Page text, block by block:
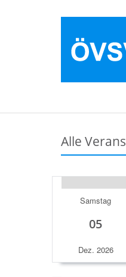
Alle
Samstag
05
Dez. 2026